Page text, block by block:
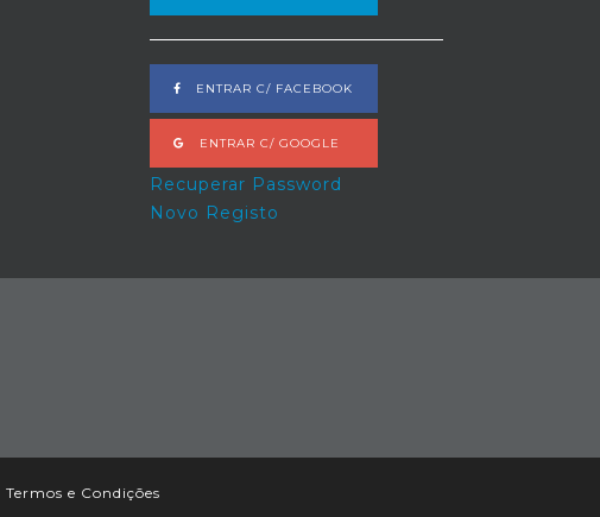
ENTRAR C/ FACEBOOK
ENTRAR C/ GOOGLE
Recuperar Password
Novo Registo
Termos e Condições